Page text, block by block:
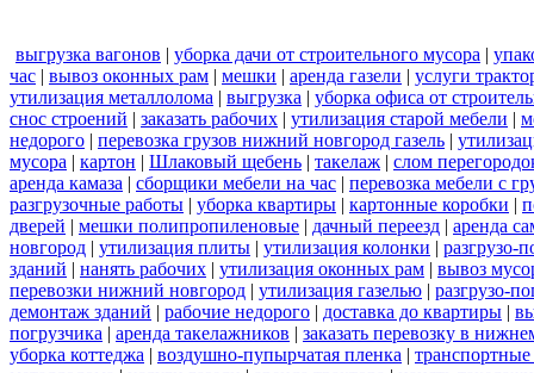
выгрузка вагонов | уборка дачи от строительного мусора |
час | вывоз оконных рам | мешки | аренда газели | услуги
утилизация металлолома | выгрузка | уборка офиса от
снос строений | заказать рабочих | утилизация старой мебели |
недорого | перевозка грузов нижний новгород газель |
мусора | картон | Шлаковый щебень | такелаж | слом
аренда камаза | сборщики мебели на час | перевозка мебели с
разгрузочные работы | уборка квартиры | картонные коробки |
дверей | мешки полипропиленовые | дачный переезд | аренда
новгород | утилизация плиты | утилизация колонки | разгрузо-
зданий | нанять рабочих | утилизация оконных рам | вывоз
перевозки нижний новгород | утилизация газелью | разгрузо-
демонтаж зданий | рабочие недорого | доставка до квартиры |
погрузчика | аренда такелажников | заказать перевозку в
уборка коттеджа | воздушно-пупырчатая пленка | транспортные